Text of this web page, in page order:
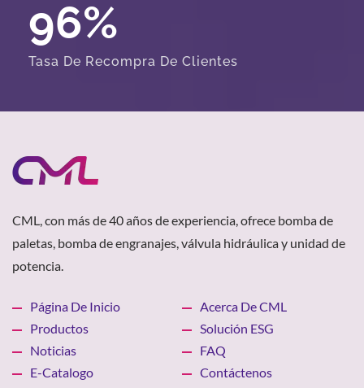
96%
Tasa De Recompra De Clientes
CML, con más de 40 años de experiencia, ofrece bomba de
paletas, bomba de engranajes, válvula hidráulica y unidad de
potencia.
Página De Inicio
Acerca De CML
Productos
Solución ESG
Noticias
FAQ
E-Catalogo
Contáctenos